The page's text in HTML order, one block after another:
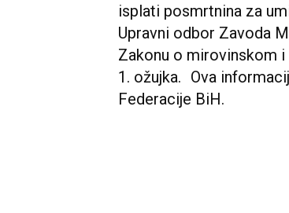
isplati posmrtnina za
Upravni odbor Zavoda
Zakonu o mirovinskom
1. ožujka. Ova
Federacije BiH.